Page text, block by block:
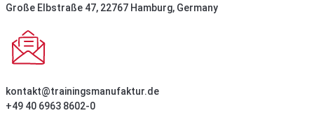
Große Elbstraße 47, 22767 Hamburg, Germany
kontakt@trainingsmanufaktur.de
+49 40 6963 8602-0